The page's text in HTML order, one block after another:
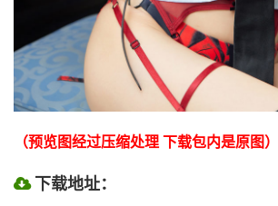
（预览图经过压缩处理 下载包内是原图）
下载地址：